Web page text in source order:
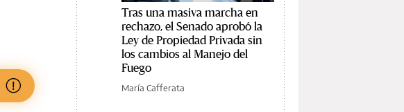
Tras una masiva marcha en
rechazo, el Senado aprobó la
Ley de Propiedad Privada sin
los cambios al Manejo del
Fuego
María Cafferata